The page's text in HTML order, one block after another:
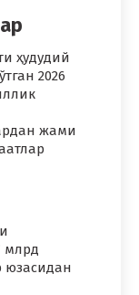
ҳудудий
2026
жами
млрд
юзасидан